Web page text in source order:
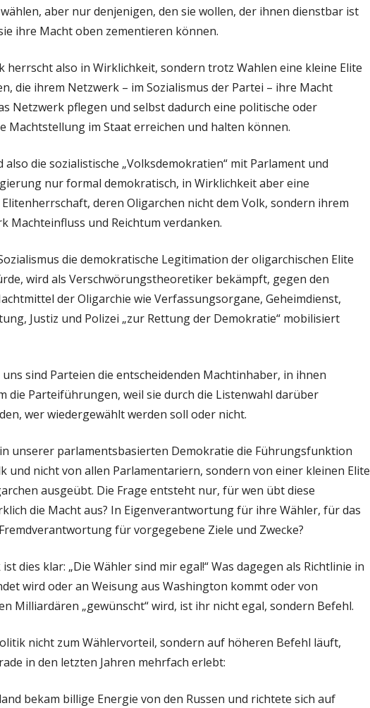
aber nur denjenigen, den sie wollen, der ihnen dienstbar ist
ihre Macht oben zementieren können.
herrscht also in Wirklichkeit, sondern trotz Wahlen eine kleine Elite
die ihrem Netzwerk – im Sozialismus der Partei – ihre Macht
Netzwerk pflegen und selbst dadurch eine politische oder
Machtstellung im Staat erreichen und halten können.
also die sozialistische „Volksdemokratien“ mit Parlament und
nur formal demokratisch, in Wirklichkeit aber eine
deren Oligarchen nicht dem Volk, sondern ihrem
Machteinfluss und Reichtum verdanken.
die demokratische Legitimation der oligarchischen Elite
wird als Verschwörungstheoretiker bekämpft, gegen den
der Oligarchie wie Verfassungsorgane, Geheimdienst,
Justiz und Polizei „zur Rettung der Demokratie“ mobilisiert
uns sind Parteien die entscheidenden Machtinhaber, in ihnen
die Parteiführungen, weil sie durch die Listenwahl darüber
wer wiedergewählt werden soll oder nicht.
unserer parlamentsbasierten Demokratie die Führungsfunktion
und nicht von allen Parlamentariern, sondern von einer kleinen Elite
ausgeübt. Die Frage entsteht nur, für wen übt diese
die Macht aus? In Eigenverantwortung für ihre Wähler, für das
für vorgegebene Ziele und Zwecke?
dies klar: „Die Wähler sind mir egal!“ Was dagegen als Richtlinie in
wird oder an Weisung aus Washington kommt oder von
Milliardären „gewünscht“ wird, ist ihr nicht egal, sondern Befehl.
nicht zum Wählervorteil, sondern auf höheren Befehl läuft,
in den letzten Jahren mehrfach erlebt:
bekam billige Energie von den Russen und richtete sich auf